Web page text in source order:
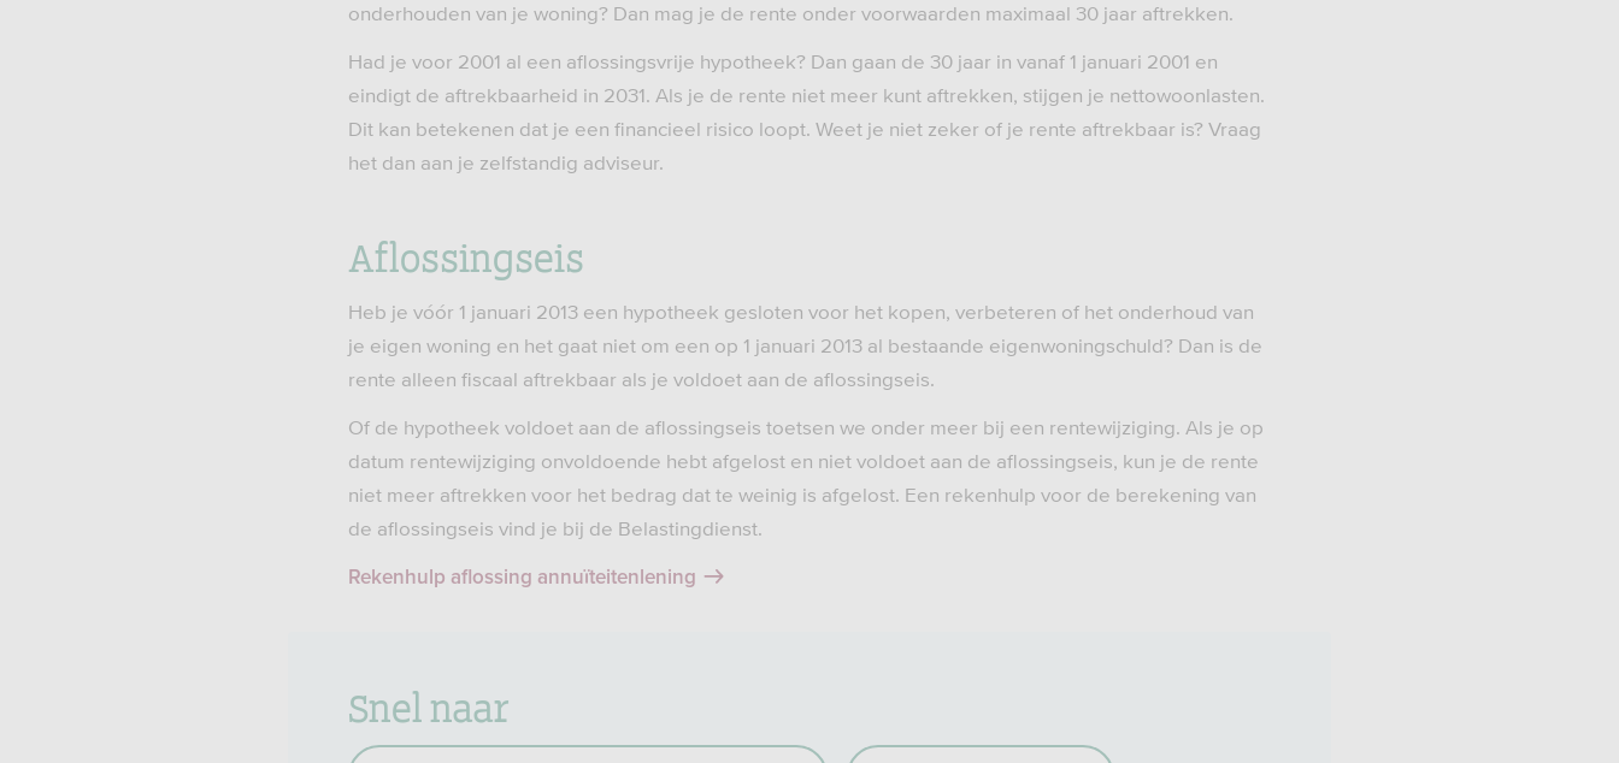
onderhouden van je woning? Dan mag je de rente onder voorwaarden maximaal 30 jaar aftrekken.
Had je voor 2001 al een aflossingsvrije hypotheek? Dan gaan de 30 jaar in vanaf 1 januari 2001 en
eindigt de aftrekbaarheid in 2031. Als je de rente niet meer kunt aftrekken, stijgen je nettowoonlasten.
Dit kan betekenen dat je een financieel risico loopt. Weet je niet zeker of je rente aftrekbaar is? Vraag
het dan aan je zelfstandig adviseur.
Aflossingseis
Heb je vóór 1 januari 2013 een hypotheek gesloten voor het kopen, verbeteren of het onderhoud van
je eigen woning en het gaat niet om een op 1 januari 2013 al bestaande eigenwoningschuld? Dan is de
rente alleen fiscaal aftrekbaar als je voldoet aan de aflossingseis.
Of de hypotheek voldoet aan de aflossingseis toetsen we onder meer bij een rentewijziging. Als je op
datum rentewijziging onvoldoende hebt afgelost en niet voldoet aan de aflossingseis, kun je de rente
niet meer aftrekken voor het bedrag dat te weinig is afgelost. Een rekenhulp voor de berekening van
de aflossingseis vind je bij de Belastingdienst.
Rekenhulp aflossing annuïteitenlening
Snel naar